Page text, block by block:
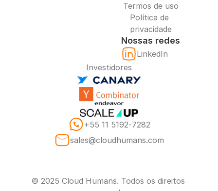
Termos de uso
Política de
privacidade
Nossas redes
LinkedIn
Investidores
‪+55 11 5192‑7282‬
sales@cloudhumans.com
© 2025 Cloud Humans. Todos os direitos